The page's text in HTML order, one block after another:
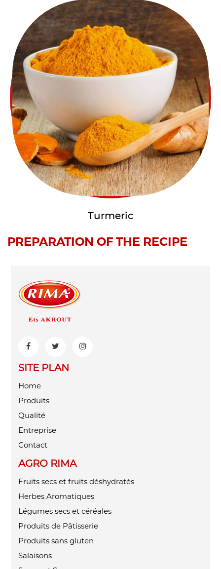
Turmeric
PREPARATION OF THE RECIPE
SITE PLAN
Home
Produits
Qualité
Entreprise
Contact
AGRO RIMA
Fruits secs et fruits déshydratés
Herbes Aromatiques
Légumes secs et céréales
Produits de Pâtisserie
Produits sans gluten
Salaisons